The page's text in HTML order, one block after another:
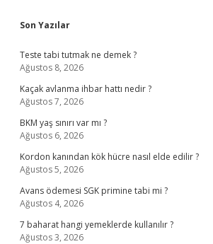
Sidebar
Son Yazılar
Teste tabi tutmak ne demek ?
Ağustos 8, 2026
Kaçak avlanma ihbar hattı nedir ?
Ağustos 7, 2026
BKM yaş sınırı var mı ?
Ağustos 6, 2026
Kordon kanından kök hücre nasıl elde edilir ?
Ağustos 5, 2026
Avans ödemesi SGK primine tabi mi ?
Ağustos 4, 2026
7 baharat hangi yemeklerde kullanılır ?
Ağustos 3, 2026